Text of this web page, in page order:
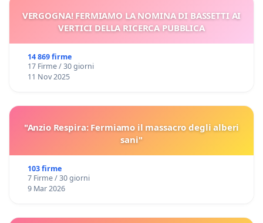
VERGOGNA! FERMIAMO LA NOMINA DI BASSETTI AI
VERTICI DELLA RICERCA PUBBLICA
14 869 firme
17 Firme / 30 giorni
11 Nov 2025
"Anzio Respira: Fermiamo il massacro degli alberi
sani"
103 firme
7 Firme / 30 giorni
9 Mar 2026